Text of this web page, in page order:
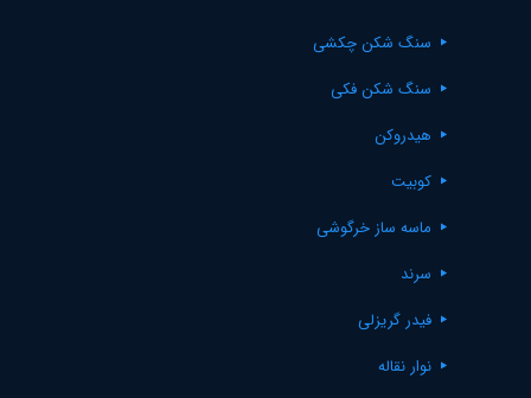
سنگ شکن چکشی
سنگ شکن فکی
هیدروکن
کوبیت
ماسه ساز خرگوشی
سرند
فیدر گریزلی
نوار نقاله